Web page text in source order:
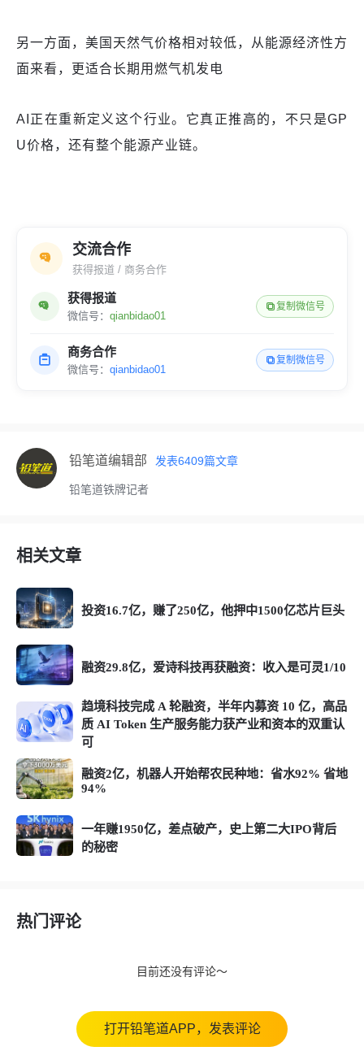
另一方面，美国天然气价格相对较低，从能源经济性方
面来看，更适合长期用燃气机发电
AI正在重新定义这个行业。它真正推高的，不只是GP
U价格，还有整个能源产业链。
交流合作
获得报道 / 商务合作
获得报道
微信号： qianbidao01
复制微信号
商务合作
微信号： qianbidao01
复制微信号
铅笔道编辑部 发表6409篇文章
铅笔道铁牌记者
相关文章
投资16.7亿，赚了250亿，他押中1500亿芯片巨头
融资29.8亿，爱诗科技再获融资：收入是可灵1/10
趋境科技完成 A 轮融资，半年内募资 10 亿，高品
质 AI Token 生产服务能力获产业和资本的双重认
可
融资2亿，机器人开始帮农民种地：省水92% 省地
94%
一年赚1950亿，差点破产，史上第二大IPO背后
的秘密
热门评论
目前还没有评论～
打开铅笔道APP，发表评论